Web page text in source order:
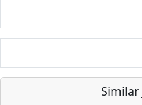
Similar